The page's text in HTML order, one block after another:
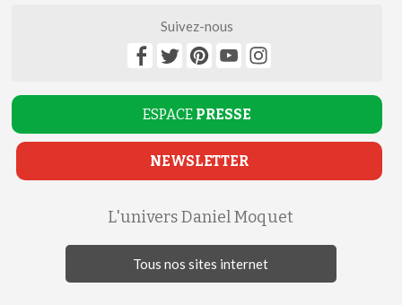
Suivez-nous
ESPACE PRESSE
NEWSLETTER
L'univers Daniel Moquet
Tous nos sites internet